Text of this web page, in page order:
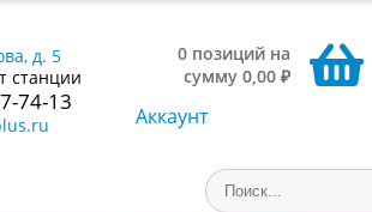
д. 5
станции
74-13
0 позиций на
сумму 0,00 ₽
Аккаунт